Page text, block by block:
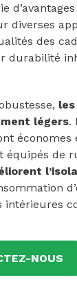
diverses
des
durabilité
légers.
économes
équipés de
intérieures
NOUS